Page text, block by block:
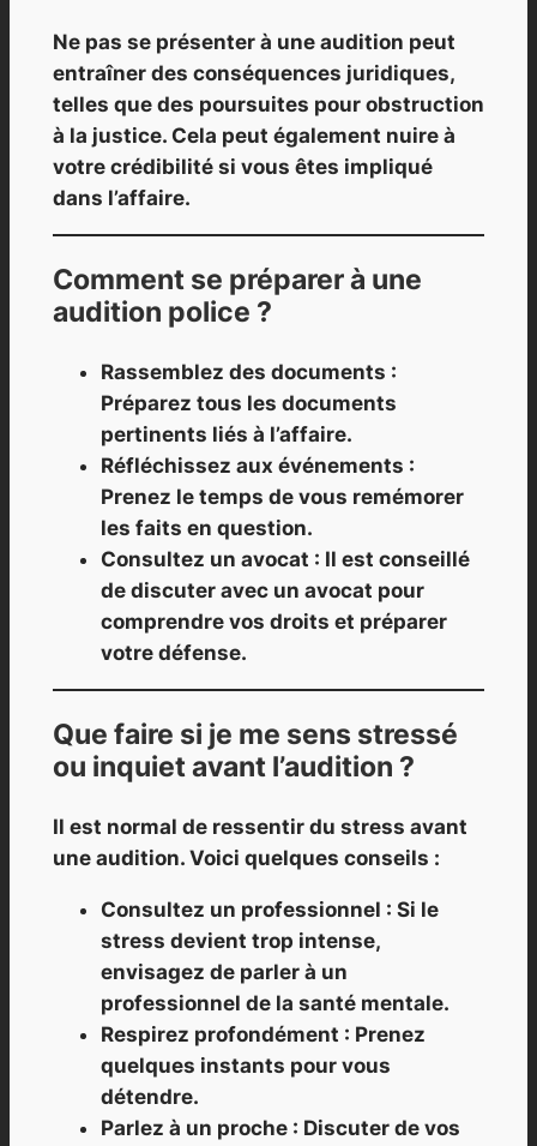
Ne pas se présenter à une audition peut
entraîner des conséquences juridiques,
telles que des poursuites pour obstruction
à la justice. Cela peut également nuire à
votre crédibilité si vous êtes impliqué
dans l’affaire.
Comment se préparer à une
audition police ?
Rassemblez des documents :
Préparez tous les documents
pertinents liés à l’affaire.
Réfléchissez aux événements :
Prenez le temps de vous remémorer
les faits en question.
Consultez un avocat : Il est conseillé
de discuter avec un avocat pour
comprendre vos droits et préparer
votre défense.
Que faire si je me sens stressé
ou inquiet avant l’audition ?
Il est normal de ressentir du stress avant
une audition. Voici quelques conseils :
Consultez un professionnel : Si le
stress devient trop intense,
envisagez de parler à un
professionnel de la santé mentale.
Respirez profondément : Prenez
quelques instants pour vous
détendre.
Parlez à un proche : Discuter de vos